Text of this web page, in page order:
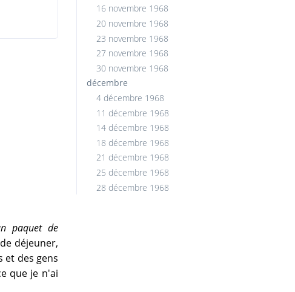
16 novembre 1968
20 novembre 1968
23 novembre 1968
27 novembre 1968
30 novembre 1968
décembre
4 décembre 1968
11 décembre 1968
14 décembre 1968
18 décembre 1968
21 décembre 1968
25 décembre 1968
28 décembre 1968
paquet de
déjeuner,
et des gens
que je n'ai